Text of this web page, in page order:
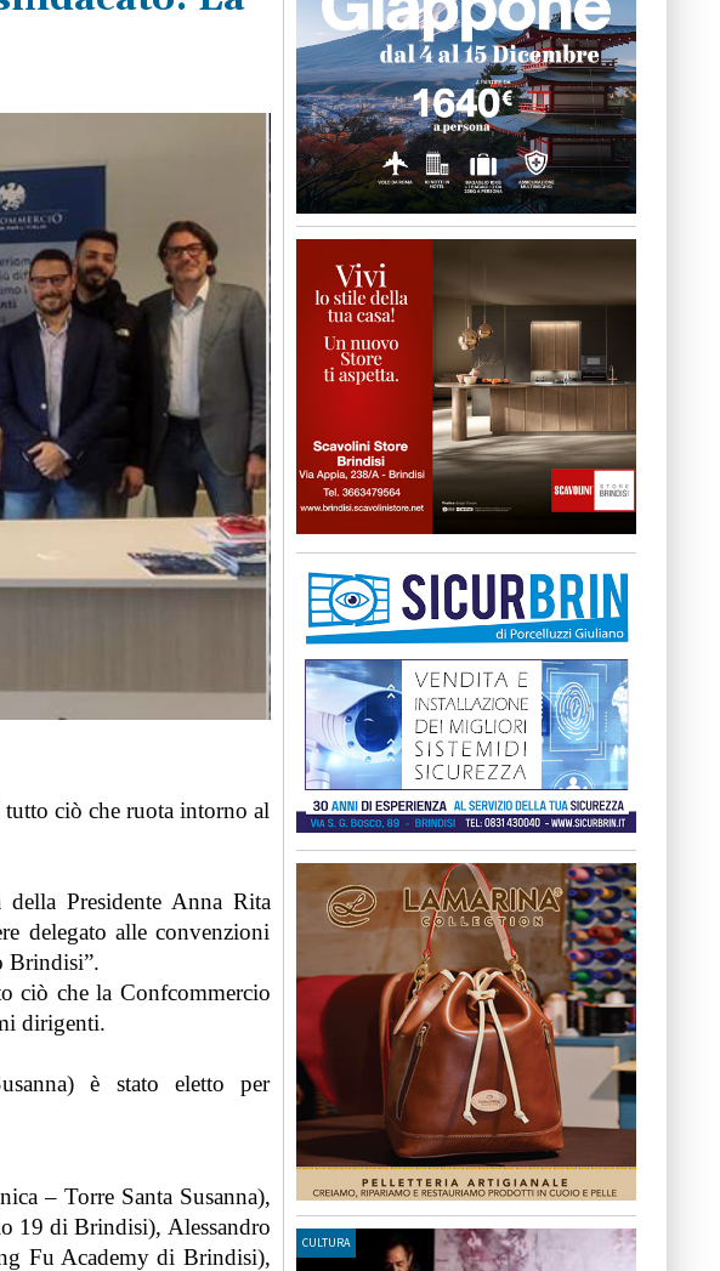
ciò che ruota intorno al
Presidente Anna Rita
delegato alle convenzioni
Brindisi”.
ciò che la Confcommercio
dirigenti.
è stato eletto per
– Torre Santa Susanna),
19 di Brindisi), Alessandro
Fu Academy di Brindisi),
CULTURA